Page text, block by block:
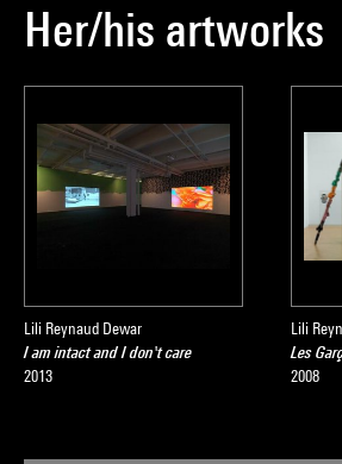
Her/his artworks
Lili Reynaud Dewar
I am intact and I don't care
2013
Lili
Les
2008